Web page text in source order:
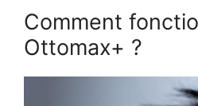
Comment
Ottomax+ ?